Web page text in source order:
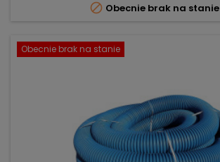
 Obecnie brak na stanie
Obecnie brak na stanie